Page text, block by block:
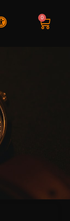
0